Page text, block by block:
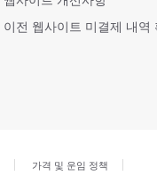
이전 웹사이트 미결제 내역
가격 및 운임 정책